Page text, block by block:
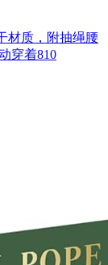
材质，附抽绳腰
穿着810